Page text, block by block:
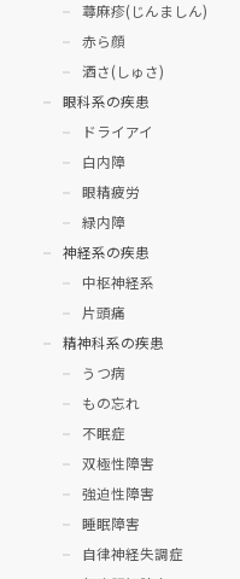
蕁麻疹(じんましん)
赤ら顔
酒さ(しゅさ)
眼科系の疾患
ドライアイ
白内障
眼精疲労
緑内障
神経系の疾患
中枢神経系
片頭痛
精神科系の疾患
うつ病
もの忘れ
不眠症
双極性障害
強迫性障害
睡眠障害
自律神経失調症